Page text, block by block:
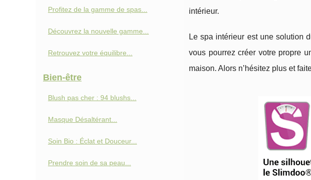
intérieur.
Le spa intérieur est une solution
vous pourrez créer votre propre
maison. Alors n’hésitez plus et
Profitez de la gamme de spas...
Découvrez la nouvelle gamme...
Retrouvez votre équilibre...
Bien-être
Blush pas cher : 94 blushs...
Masque Désaltérant...
Soin Bio : Éclat et Douceur...
Prendre soin de sa peau...